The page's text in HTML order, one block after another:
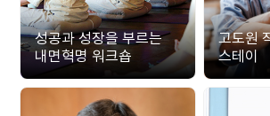
성공과 성장을 부르는
내면혁명 워크숍
고도원
스테이